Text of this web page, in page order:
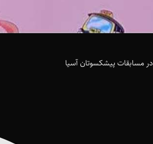
مسابقات پیشکسوتان آسیا